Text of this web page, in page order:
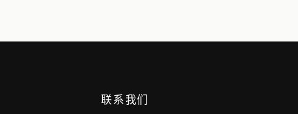
联系我们